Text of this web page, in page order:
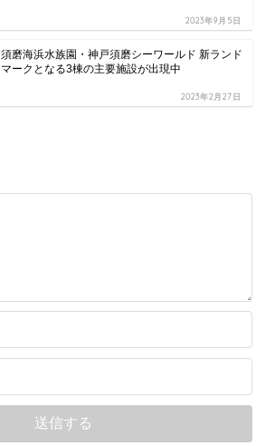
2023年9月5日
須磨海浜水族園・神戸須磨シーワールド 新ランド
マークとなる3棟の主要施設が出現中
2023年2月27日